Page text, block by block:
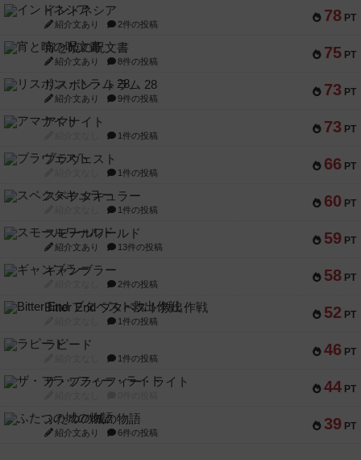
78 PT
インドネシア
紹介文あり 2件の投稿
75 PT
宵と暁の呪文書
紹介文あり 8件の投稿
73 PT
リスボン・トラム 28
紹介文あり 9件の投稿
73 PT
アマナイト
1件の投稿
66 PT
ブラヴェスト
1件の投稿
60 PT
スペクタキュラー
1件の投稿
59 PT
スモールワールド
紹介文あり 13件の投稿
58 PT
ギャンブラー
2件の投稿
52 PT
Bitter End ブタペスト救出作戦
1件の投稿
46 PT
ラピード
1件の投稿
44 PT
ザ・フラッフィー・ライト
39 PT
ふたつの城の物語
紹介文あり 6件の投稿